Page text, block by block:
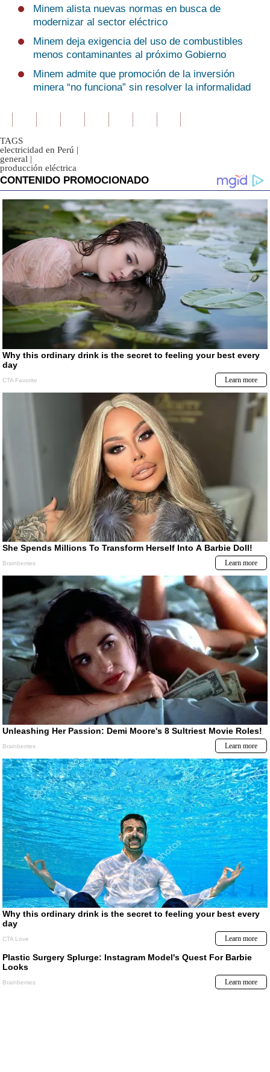
Minem alista nuevas normas en busca de
modernizar al sector eléctrico
Minem deja exigencia del uso de combustibles
menos contaminantes al próximo Gobierno
Minem admite que promoción de la inversión
minera “no funciona” sin resolver la informalidad
TAGS
electricidad en Perú |
general |
producción eléctrica